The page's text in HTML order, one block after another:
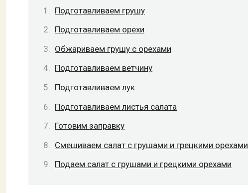
Подготавливаем грушу
Подготавливаем орехи
Обжариваем грушу с орехами
Подготавливаем ветчину
Подготавливаем лук
Подготавливаем листья салата
Готовим заправку
Смешиваем салат с грушами и грецкими орехами
Подаем салат с грушами и грецкими орехами